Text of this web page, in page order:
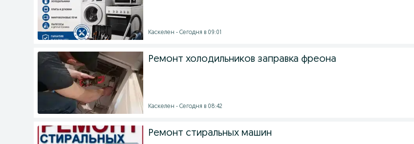
Каскелен - Сегодня в 09:01
Ремонт холодильников заправка фреона
Каскелен - Сегодня в 08:42
Ремонт стиральных машин